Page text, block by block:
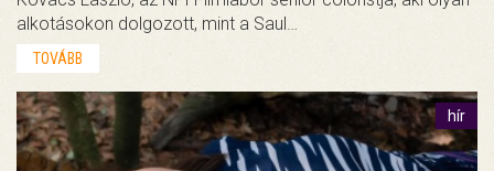
alkotásokon dolgozott, mint a Saul…
TOVÁBB
hír